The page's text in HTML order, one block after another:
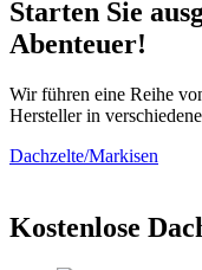
Starten Sie
Abenteuer!
Wir führen eine Reihe
Hersteller in
Dachzelte/Markisen
Kostenlose